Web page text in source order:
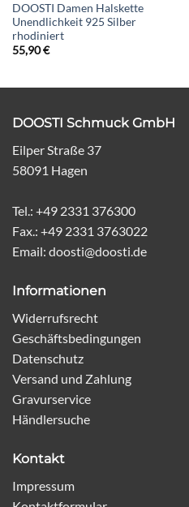
DOOSTI Damen Halskette
Unendlichkeit 925 Silber
rhodiniert
55,90€
DOOSTI Schmuck GmbH
Eilper Straße 37
58091 Hagen
Tel.: +49 2331 376300
Fax.: +49 2331 3763022
Email: doosti@doosti.de
Informationen
Widerrufsrecht
Geschäftsbedingungen
Datenschutz
Versand und Zahlung
Gravurservice
Händlersuche
Kontakt
Impressum